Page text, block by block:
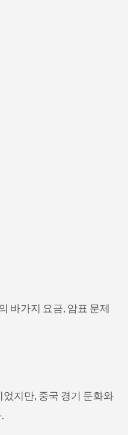
바가지 요금, 암표 문제
지만, 중국 경기 둔화와